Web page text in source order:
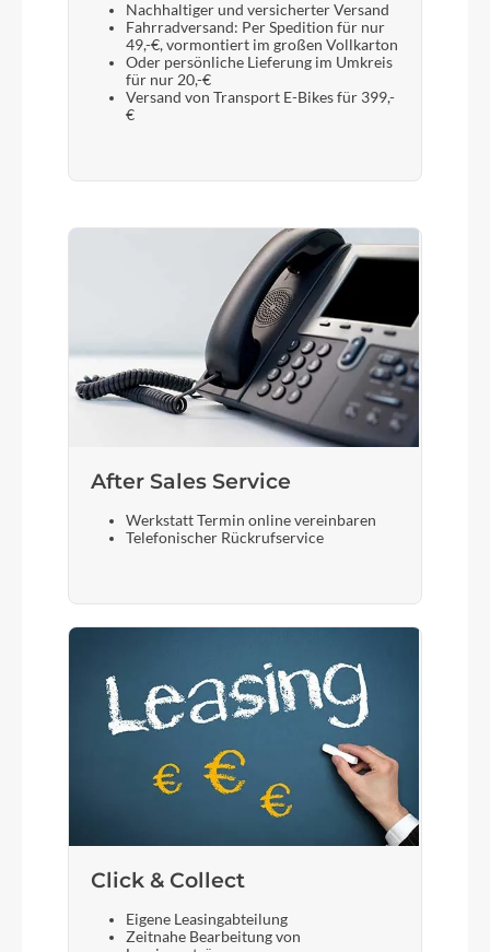
Nachhaltiger und versicherter Versand
Fahrradversand: Per Spedition für nur
49,-€, vormontiert im großen Vollkarton
Oder persönliche Lieferung im Umkreis
für nur 20,-€
Versand von Transport E-Bikes für 399,-
€
After Sales Service
Werkstatt Termin online vereinbaren
Telefonischer Rückrufservice
Click & Collect
Eigene Leasingabteilung
Zeitnahe Bearbeitung von